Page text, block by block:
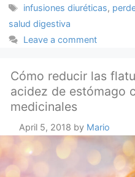
Tags
infusiones diuréticas,
salud digestiva
Leave a comment
Cómo reducir las
acidez de estómago
medicinales
April 5, 2018 by Mario